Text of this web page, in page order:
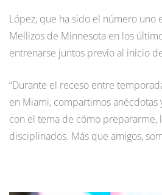
López, que ha sido el número uno
Mellizos de Minnesota en los
entrenarse juntos previo al inicio
“Durante el receso entre
en Miami, compartimos
con el tema de cómo prepararme,
disciplinados. Más que amigos,